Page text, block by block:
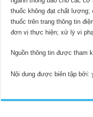
thuốc không đạt chất lượng;
thuốc trên trang thông tin
đơn vị thực hiện; xử lý vi
Nguồn thông tin được tham
Nội dung được biên tập bởi: